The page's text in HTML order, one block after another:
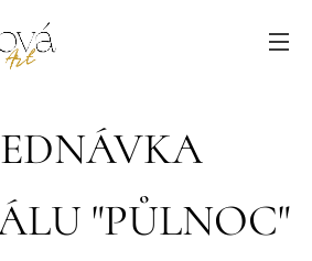
"PŮLNOC"